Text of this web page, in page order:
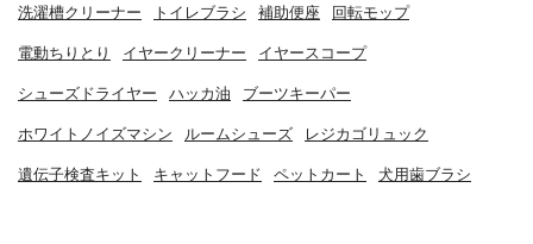
洗濯槽クリーナー トイレブラシ 補助便座 回転モップ
電動ちりとり イヤークリーナー イヤースコープ
シューズドライヤー ハッカ油 ブーツキーパー
ホワイトノイズマシン ルームシューズ レジカゴリュック
遺伝子検査キット キャットフード ペットカート 犬用歯ブラシ